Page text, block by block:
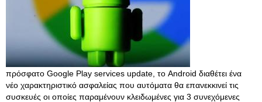
πρόσφατο Google Play services update, το Android διαθέτει ένα
νέο χαρακτηριστικό ασφαλείας που αυτόματα θα επανεκκινεί τις
συσκευές οι οποίες παραμένουν κλειδωμένες για 3 συνεχόμενες